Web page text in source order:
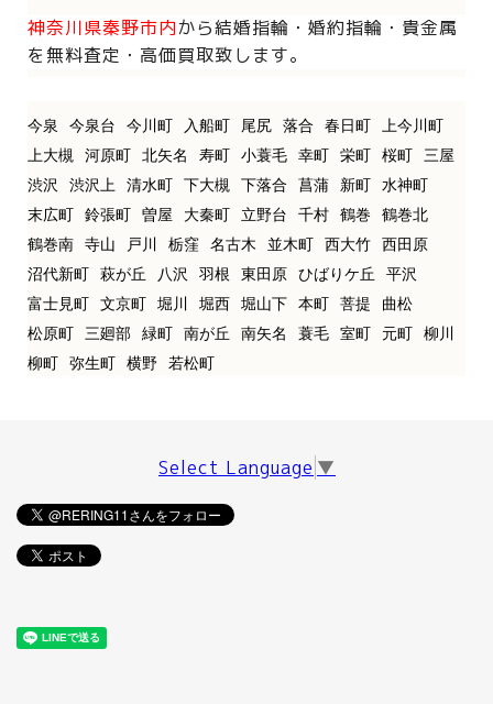
神奈川県秦野市内から結婚指輪・婚約指輪・貴金属
を無料査定・高価買取致します。
今泉 今泉台 今川町 入船町 尾尻 落合 春日町
上今川町
上大槻
河原町 北矢名 寿町 小蓑毛 幸町 栄町 桜町
三屋
渋沢
渋沢上 清水町 下大槻 下落合 菖蒲 新町
水神町
末広町
鈴張町 曽屋 大秦町 立野台 千村 鶴巻
鶴巻北
鶴巻南
寺山 戸川 栃窪 名古木 並木町 西大竹
西田原
沼代新町
萩が丘 八沢 羽根 東田原 ひばりケ丘
平沢
富士見町
文京町 堀川 堀西 堀山下 本町 菩提
曲松
松原町
三廻部 緑町 南が丘 南矢名 蓑毛 室町 元町
柳川
柳町
弥生町 横野 若松町
Select Language ▼